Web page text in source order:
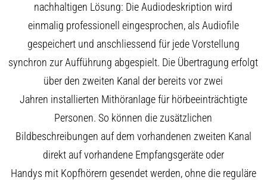
nachhaltigen Lösung: Die Audiodeskription wird
einmalig professionell eingesprochen, als Audiofile
gespeichert und anschliessend für jede Vorstellung
synchron zur Aufführung abgespielt. Die Übertragung erfolgt
über den zweiten Kanal der bereits vor zwei
Jahren installierten Mithöranlage für hörbeeinträchtigte
Personen. So können die zusätzlichen
Bildbeschreibungen auf dem vorhandenen zweiten Kanal
direkt auf vorhandene Empfangsgeräte oder
Handys mit Kopfhörern gesendet werden, ohne die reguläre